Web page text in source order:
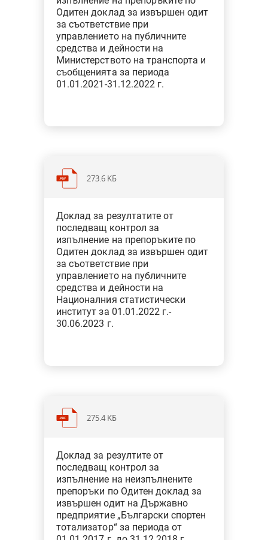
финансовото управление
Одитен доклад за извършен одит
за съответствие при
управлението на публичните
средства и дейности на
Министерството на транспорта и
съобщенията за периода
01.01.2021-31.12.2022 г.
273.6 KБ
функции
Тип: Одит за съответствие при
финансовото управление
Доклад за резултатите от
последващ контрол за
изпълнение на препоръките по
Одитен доклад за извършен одит
за съответствие при
управлението на публичните
средства и дейности на
Националния статистически
институт за 01.01.2022 г.-
30.06.2023 г.
275.4 KБ
спорт, култура, медии
Тип: Специфичен одит
Доклад за резултите от
последващ контрол за
изпълнение на неизпълнените
препоръки по Одитен доклад за
извършен одит на Държавно
предприятие „Български спортен
тотализатор“ за периода от